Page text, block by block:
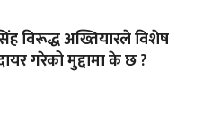
विरूद्ध अख्तियारले विशेष
गरेको मुद्दामा के छ ?